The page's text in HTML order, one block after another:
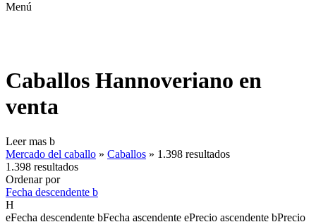
Menú
Caballos Hannoveriano en
venta
Leer mas b
Mercado del caballo » Caballos » 1.398 resultados
1.398 resultados
Ordenar por
Fecha descendente b
H
eFecha descendente bFecha ascendente ePrecio ascendente bPrecio